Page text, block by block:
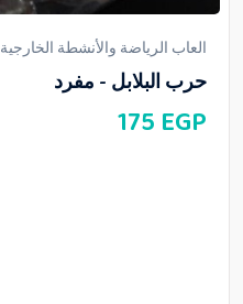
العاب الرياضة والأنشطة الخارجية
حرب البلابل - مفرد
175 EGP